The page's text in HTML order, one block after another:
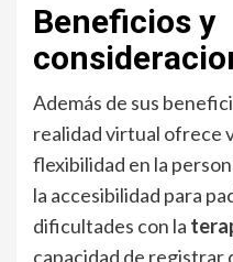
Beneficios y
Además de sus
realidad virtual ofrece
flexibilidad en la
la accesibilidad para
dificultades con la
capacidad de registrar